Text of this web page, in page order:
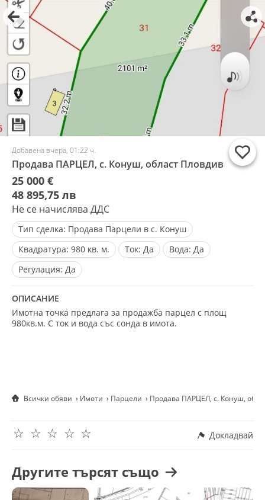
Добавена вчера, 01:22 ч.
Продава ПАРЦЕЛ, с. Конуш, област Пловдив
25 000 €
48 895,75 лв
Не се начислява ДДС
Тип сделка: Продава Парцели в с. Конуш
Квадратура: 980 кв. м. Ток: Да Вода: Да
Регулация: Да
ОПИСАНИЕ
Имотна точка предлага за продажба парцел с площ
980кв.м. С ток и вода със сонда в имота.
Всички обяви Имоти Парцели Продава ПАРЦЕЛ, с. Конуш,
☆
☆
☆
☆
☆ Докладвай
Другите търсят също